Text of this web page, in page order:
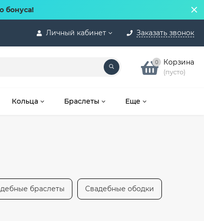
бонуса!
Личный кабинет Заказать звонок
0 Корзина
(пусто)
Кольца Браслеты Еще
браслеты Свадебные ободки